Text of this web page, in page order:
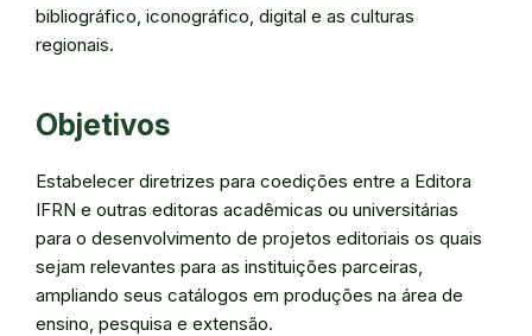
bibliográfico, iconográfico, digital e as culturas
regionais.
Objetivos
Estabelecer diretrizes para coedições entre a Editora
IFRN e outras editoras acadêmicas ou universitárias
para o desenvolvimento de projetos editoriais os quais
sejam relevantes para as instituições parceiras,
ampliando seus catálogos em produções na área de
ensino, pesquisa e extensão.